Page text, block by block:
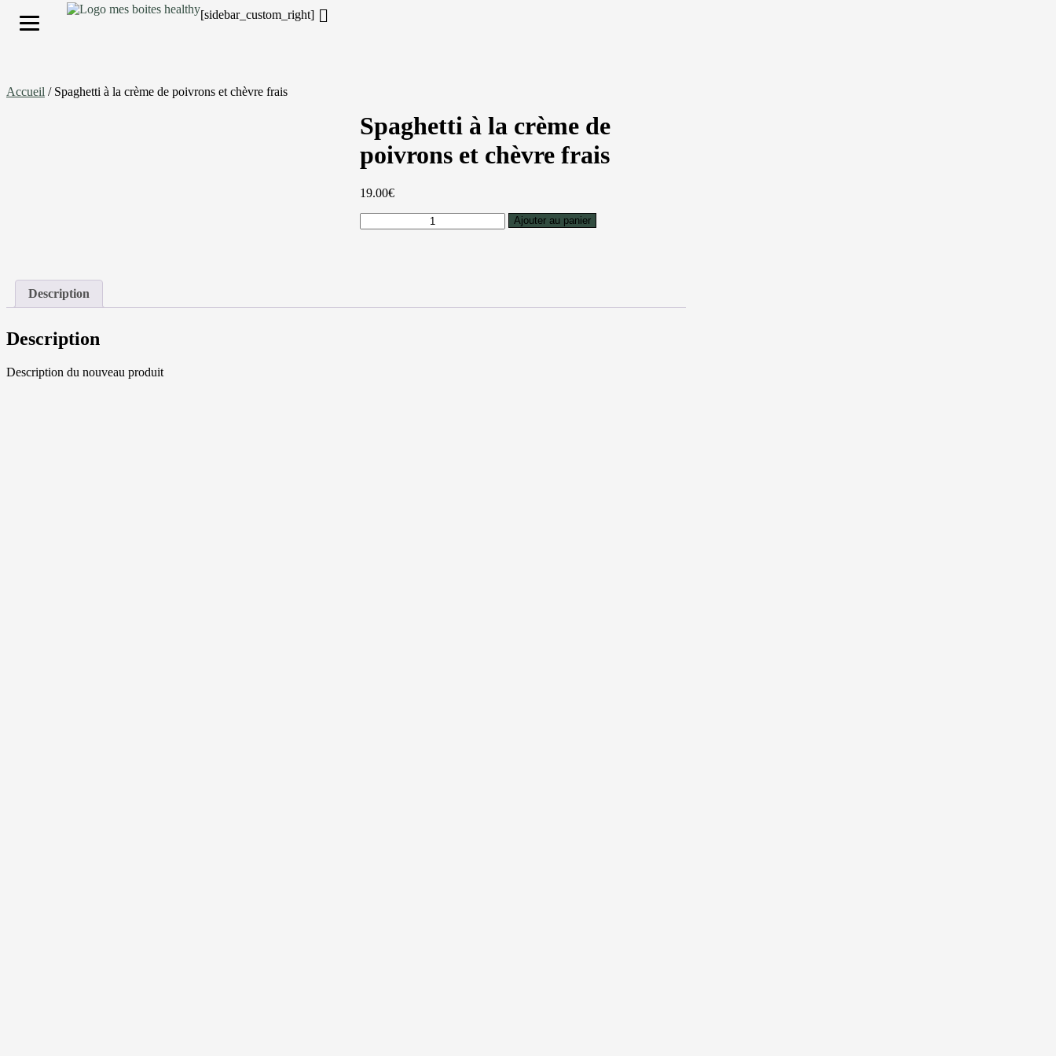
[sidebar_custom_right]
Accueil / Spaghetti à la crème de poivrons et chèvre frais
Spaghetti à la crème de
poivrons et chèvre frais
19.00€
Ajouter au panier
Description
Description
Description du nouveau produit